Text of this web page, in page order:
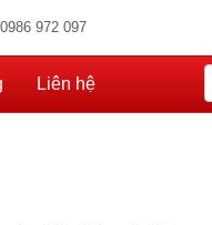
0986 972 097
Liên hệ